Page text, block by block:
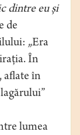
dintre eu și
de
„Era
În
aflate în
lumea